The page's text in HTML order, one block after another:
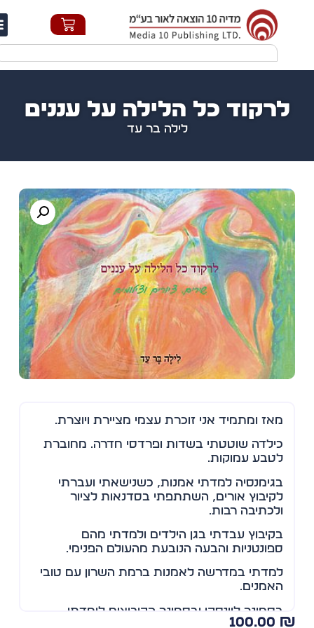
כל הלילה על עננים
לילה בר עד
מאז ומתמיד אני זוכרת עצמי מציירת ויוצרת.
כילדה שוטטתי בשדות ופרדסי חדרה. מחוברת
לטבע עמוקות.
בגימנסיה למדתי אמנות, כשנישאתי ועברתי
לקיבוץ אורים, השתתפתי בסדנאות לציור
ולכתיבה רבות.
בקיבוץ עבדתי בגן הילדים ולמדתי מהם
ספונטניות והבעה הנובעת מהעולם הפנימי.
למדתי במדרשה לאמנות ברמת השרון עם טובי
האמנים.
בסמינר לוינסקי ובסמינר הקיבוצים לימדתי
אמנות הילד בהתאם להתפתחותו.
100.00